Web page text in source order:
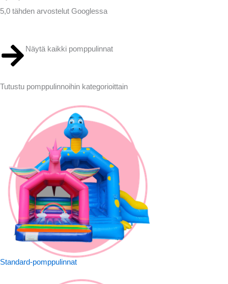
5,0 tähden arvostelut Googlessa
Näytä kaikki pomppulinnat
Tutustu pomppulinnoihin kategorioittain
Standard-pomppulinnat